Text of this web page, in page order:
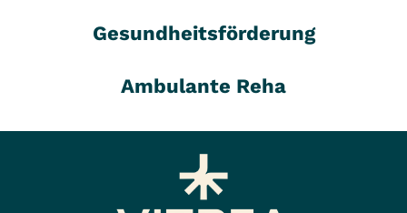
Gesundheitsförderung
Ambulante Reha